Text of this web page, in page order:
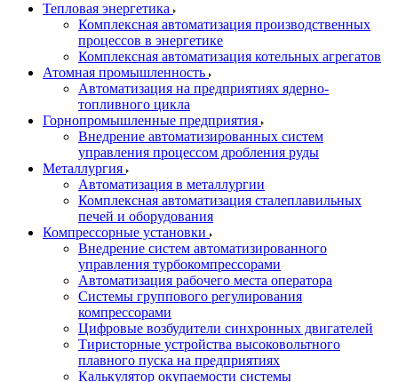
Тепловая энергетика
Комплексная автоматизация производственных
процессов в энергетике
Комплексная автоматизация котельных агрегатов
Атомная промышленность
Автоматизация на предприятиях ядерно-
топливного цикла
Горнопромышленные предприятия
Внедрение автоматизированных систем
управления процессом дробления руды
Металлургия
Автоматизация в металлургии
Комплексная автоматизация сталеплавильных
печей и оборудования
Компрессорные установки
Внедрение систем автоматизированного
управления турбокомпрессорами
Автоматизация рабочего места оператора
Системы группового регулирования
компрессорами
Цифровые возбудители синхронных двигателей
Тиристорные устройства высоковольтного
плавного пуска на предприятиях
Калькулятор окупаемости системы